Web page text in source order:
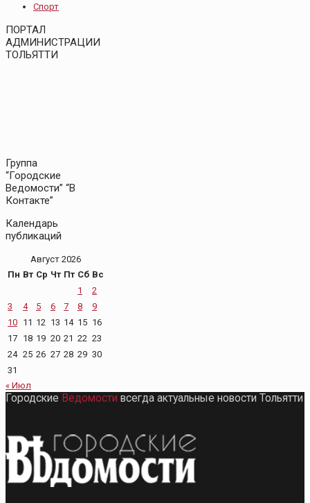
Спорт
ПОРТАЛ
АДМИНИСТРАЦИИ
ТОЛЬЯТТИ
Группа
“Городские
Ведомости” “В
Контакте”
Календарь
публикаций
Август 2026
Пн Вт Ср Чт Пт Сб Вс
1
2
3
4 5 6 7 8
9
10 11 12 13 14 15 16
17 18 19 20 21 22 23
24 25 26 27 28 29 30
31
« Июл
Городские Ведомости всегда актуальные новости Тольятти